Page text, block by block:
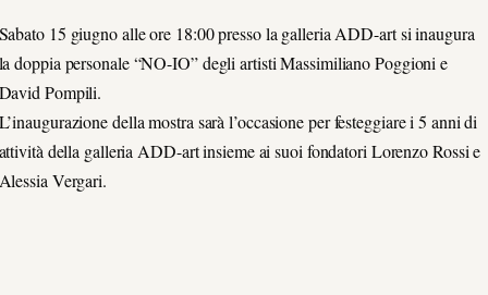
15 giugno alle ore 18:00 presso la galleria ADD-art si inaugura
doppia personale “NO-IO” degli artisti Massimiliano Poggioni e
Pompili.
della mostra sarà l’occasione per festeggiare i 5 anni di
della galleria ADD-art insieme ai suoi fondatori Lorenzo Rossi e
Vergari.